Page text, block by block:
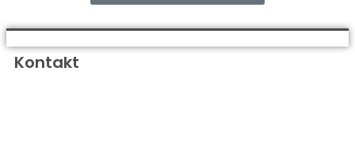
Kontakt